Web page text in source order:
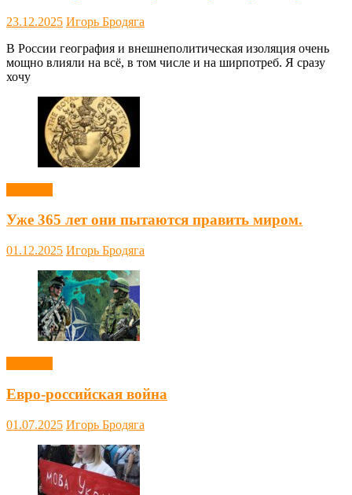
23.12.2025 Игорь Бродяга
В России география и внешнеполитическая изоляция очень
мощно влияли на всё, в том числе и на ширпотреб. Я сразу
хочу
Уже 365 лет они пытаются править миром.
01.12.2025 Игорь Бродяга
Евро-российская война
01.07.2025 Игорь Бродяга